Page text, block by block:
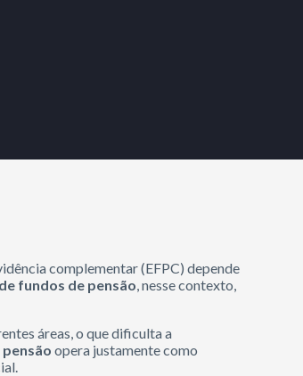
complementar (EFPC) depende
fundos de pensão, nesse contexto,
áreas, o que dificulta a
opera justamente como